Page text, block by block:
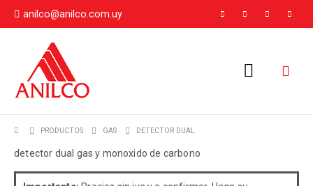
anilco@anilco.com.uy
PRODUCTOS GAS DETECTOR DUAL
detector dual gas y monoxido de carbono